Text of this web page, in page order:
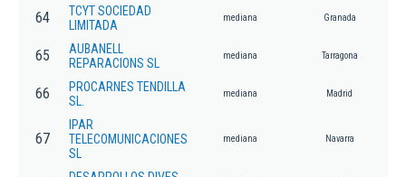
64
TCYT SOCIEDAD
LIMITADA
mediana Granada
65
AUBANELL
REPARACIONS SL
mediana Tarragona
66
PROCARNES TENDILLA
SL.
mediana Madrid
67
IPAR
TELECOMUNICACIONES
SL
mediana Navarra